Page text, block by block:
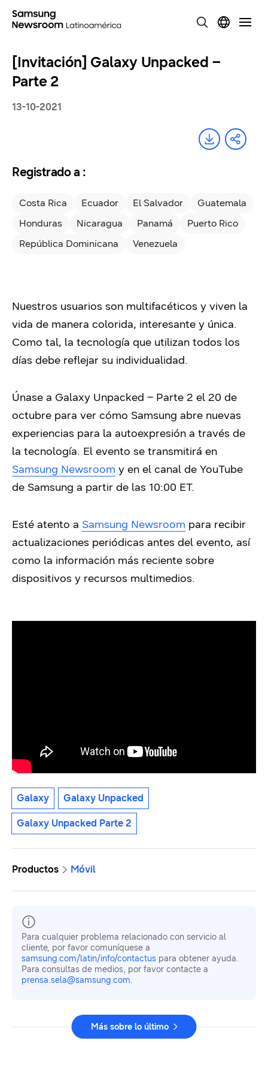
[Invitación] Galaxy Unpacked –
Parte 2
13-10-2021
Registrado a :
Costa Rica Ecuador El Salvador
Guatemala
Honduras
Nicaragua Panamá
Puerto Rico
República Dominicana
Venezuela
Nuestros usuarios son multifacéticos y viven la
vida de manera colorida, interesante y única.
Como tal, la tecnología que utilizan todos los
días debe reflejar su individualidad.
Únase a Galaxy Unpacked – Parte 2 el 20 de
octubre para ver cómo Samsung abre nuevas
experiencias para la autoexpresión a través de
la tecnología. El evento se transmitirá en
Samsung Newsroom y en el canal de YouTube
de Samsung a partir de las 10:00 ET.
Esté atento a Samsung Newsroom para recibir
actualizaciones periódicas antes del evento, así
como la información más reciente sobre
dispositivos y recursos multimedios.
Galaxy Galaxy Unpacked
Galaxy Unpacked Parte 2
Productos Móvil
Para cualquier problema relacionado con servicio al
cliente, por favor comuníquese a
samsung.com/latin/info/contactus para obtener ayuda.
Para consultas de medios, por favor contacte a
prensa.sela@samsung.com.
Más sobre lo último